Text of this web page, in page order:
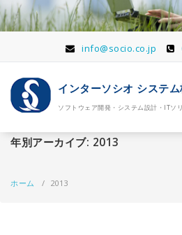
コ
ン
テ
ツ
info@socio.co.jp
インターソシオ システ
ソフトウェア開発・システム設計・ITソ
年別アーカイブ: 2013
ホーム / 2013